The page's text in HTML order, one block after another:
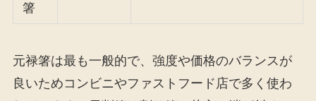
箸
元禄箸は最も一般的で、強度や価格のバランスが
良いためコンビニやファストフード店で多く使わ